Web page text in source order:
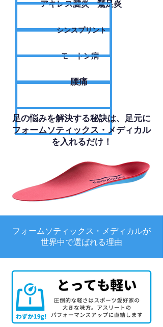
アキレス腱炎・鵞足炎
シンスプリント
モートン病
腰痛
足の悩みを解決する秘訣は、足元に
フォームソティックス・メディカル
を入れるだけ！
フォームソティックス・メディカルが
世界中で選ばれる理由